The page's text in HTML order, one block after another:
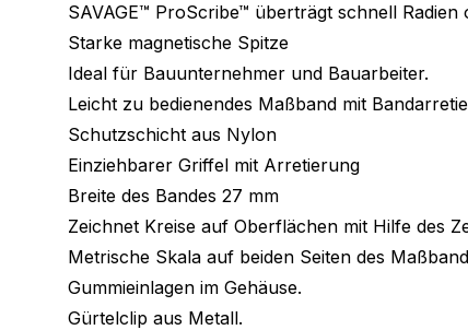
SAVAGE™ ProScribe™ überträgt schnell Radien
Starke magnetische Spitze
Ideal für Bauunternehmer und Bauarbeiter.
Leicht zu bedienendes Maßband mit
Schutzschicht aus Nylon
Einziehbarer Griffel mit Arretierung
Breite des Bandes 27 mm
Zeichnet Kreise auf Oberflächen mit Hilfe des
Metrische Skala auf beiden Seiten des
Gummieinlagen im Gehäuse.
Gürtelclip aus Metall.